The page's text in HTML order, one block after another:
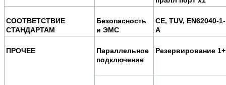
СООТВЕТСТВИЕ
СТАНДАРТАМ
Безопасность
и ЭМС
CE, TUV, EN62040-
А
ПРОЧЕЕ
Параллельное
подключение
Резервирование